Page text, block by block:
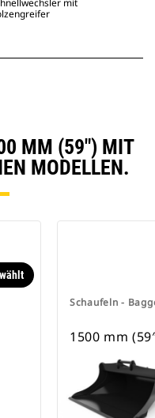
mit
MM (59″) MIT
MODELLEN.
Schaufeln -
1500 mm